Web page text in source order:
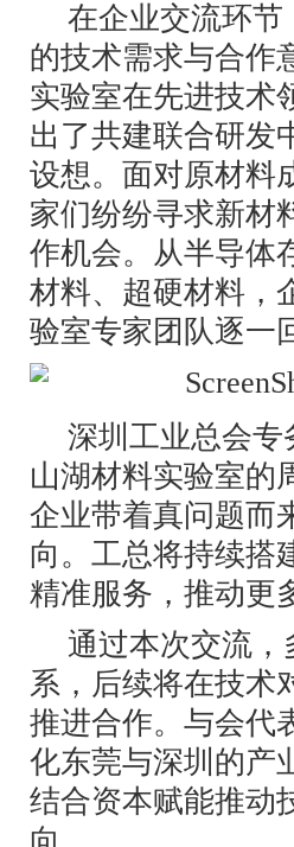
在企业交流环
的技术需求与合作
实验室在先进技术
出了共建联合研发
设想。面对原材料
家们纷纷寻求新材
作机会。从半导体
材料、超硬材料，
验室专家团队逐一
深圳工业总会
山湖材料实验室的
企业带着真问题而
向。工总将持续搭
精准服务，推动更
通过本次交流
系，后续将在技术
推进合作。与会代
化东莞与深圳的产
结合资本赋能推动